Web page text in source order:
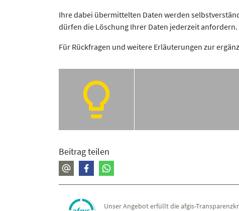
Ihre dabei übermittelten Daten werden
dürfen die Löschung Ihrer Daten jederzeit
Für Rückfragen und weitere Erläuterungen zur
Beitrag teilen
Unser Angebot erfüllt die afgis-